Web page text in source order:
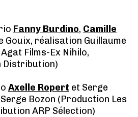
Fanny Burdino, Camille
Gouix, réalisation Guillaume
Films-Ex Nihilo,
Distribution)
Axelle Ropert et Serge
Bozon (Production Les
ARP Sélection)